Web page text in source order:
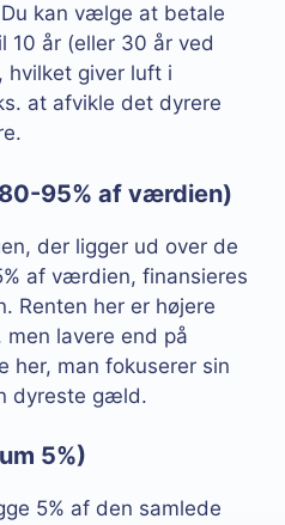
Du kan vælge at betale
10 år (eller 30 år ved
hvilket giver luft i
at afvikle det dyrere
95% af værdien)
der ligger ud over de
af værdien, finansieres
Renten her er højere
lavere end på
her, man fokuserer sin
dyreste gæld.
5%)
5% af den samlede